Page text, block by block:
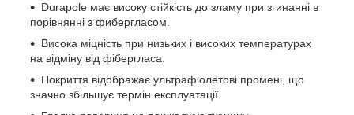
Durapole має високу стійкість до зламу при згинанні в
порівнянні з фибергласом.
Висока міцність при низьких і високих температурах
на відміну від фібергласа.
Покриття відображає ультрафіолетові промені, що
значно збільшує термін експлуатації.